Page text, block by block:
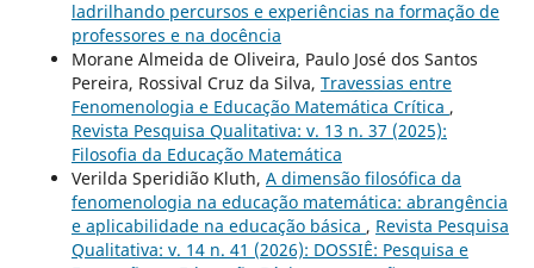
ladrilhando percursos e experiências na formação de
professores e na docência
Morane Almeida de Oliveira, Paulo José dos Santos
Pereira, Rossival Cruz da Silva, Travessias entre
Fenomenologia e Educação Matemática Crítica ,
Revista Pesquisa Qualitativa: v. 13 n. 37 (2025):
Filosofia da Educação Matemática
Verilda Speridião Kluth, A dimensão filosófica da
fenomenologia na educação matemática: abrangência
e aplicabilidade na educação básica , Revista Pesquisa
Qualitativa: v. 14 n. 41 (2026): DOSSIÊ: Pesquisa e